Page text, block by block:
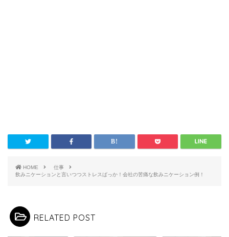
HOME
仕事
飲みニケーションと言いつつストレスばっか！会社の苦痛な飲みニケーション例！
RELATED POST